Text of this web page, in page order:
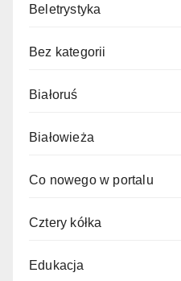
Beletrystyka
Bez kategorii
Białoruś
Białowieża
Co nowego w portalu
Cztery kółka
Edukacja